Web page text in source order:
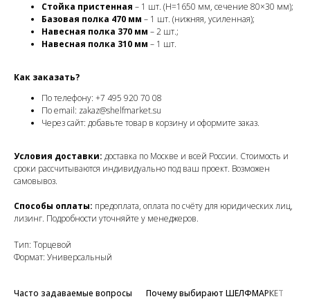
Стойка пристенная – 1 шт. (H=1650 мм, сечение 80×30 мм);
Базовая полка 470 мм – 1 шт. (нижняя, усиленная);
Навесная полка 370 мм – 2 шт.;
Навесная полка 310 мм – 1 шт.
Как заказать?
По телефону: +7 495 920 70 08
По email: zakaz@shelfmarket.su
Через сайт: добавьте товар в корзину и оформите заказ.
Условия доставки: доставка по Москве и всей России. Стоимость и
сроки рассчитываются индивидуально под ваш проект. Возможен
самовывоз.
Способы оплаты: предоплата, оплата по счёту для юридических лиц,
лизинг. Подробности уточняйте у менеджеров.
Тип: Торцевой
Формат: Универсальный
Часто задаваемые вопросы Почему выбирают ШЕЛФМАРКЕТ